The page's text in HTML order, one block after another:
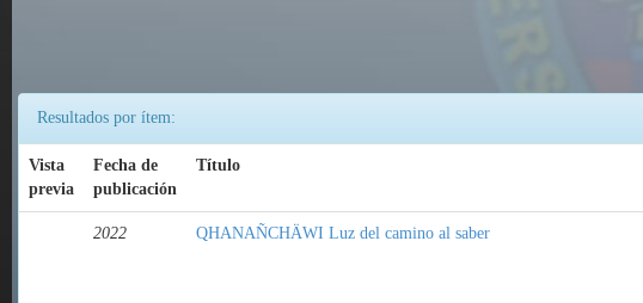
Resultados por ítem:
Vista
previa
Fecha de
publicación
Título
2022 QHANAÑCHÄWI Luz del camino al saber